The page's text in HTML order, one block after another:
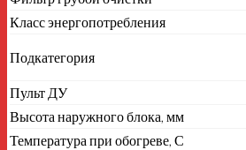
Класс энергопотребления
Подкатегория
Пульт ДУ
Высота наружного блока, мм
Температура при обогреве, С